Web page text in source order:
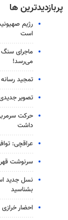
پربازدیدترین ها
رژیم
است
ماجرای سنگ
می‌رسد!
تمجید رسانه
تصویر
حرکت
داشت
عراقچی: توافق
سرنوشت
بشناسید
احضار خرازی